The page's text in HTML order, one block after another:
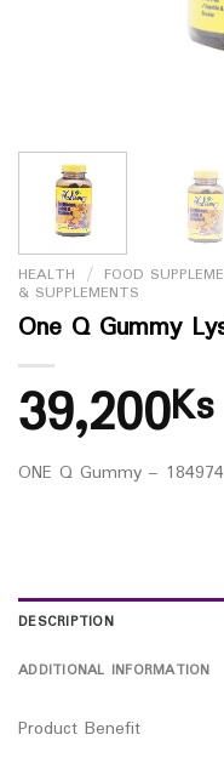
HEALTH / FOOD
& SUPPLEMENTS
One Q Gummy
39,200Ks
ONE Q Gummy – 184974
DESCRIPTION
ADDITIONAL INFORMATION
Product Benefit